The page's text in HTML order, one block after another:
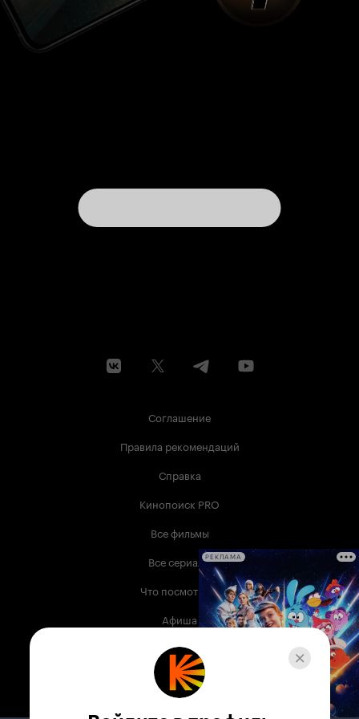
острых когтей?'-Я хочу, чтобы мне уши не
мешали, а то по земле волочатся!'
наивный слоненок. Автор сценария Борис
когда был маленьким.Мартышка же правду
говорила, что маленьких слонов не бывает!
Соглашение
Правила рекомендаций
Справка
Кинопоиск PRO
Все фильмы
Все сериалы
Что посмотреть
Афиша
Музыка
Телепрограмма
РЕКЛАМА